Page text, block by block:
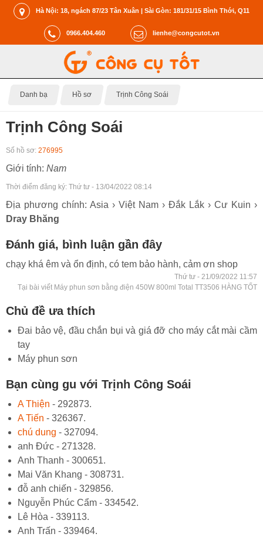
Hà Nội: 18, ngách 87/23 Tân Xuân | Sài Gòn: 181/31/15 Bình Thới, Q11
0966.404.460 lienhe@congcutot.vn
Danh bạ Hồ sơ Trịnh Công Soái
Trịnh Công Soái
Số hồ sơ: 276995
Giới tính: Nam
Thời điểm đăng ký: Thứ tư - 13/04/2022 08:14
Địa phương chính: Asia › Việt Nam › Đắk Lắk › Cư Kuin ›
Dray Bhăng
Đánh giá, bình luận gần đây
chạy khá êm và ổn định, có tem bảo hành, cảm ơn shop
Thứ tư - 21/09/2022 11:57
Tại bài viết Máy phun sơn bằng điện 450W 800ml Total TT3506 HÀNG TỐT
Chủ đề ưa thích
Đai bảo vệ, đầu chắn bụi và giá đỡ cho máy cắt mài cầm
tay
Máy phun sơn
Bạn cùng gu với Trịnh Công Soái
A Thiện - 292873.
A Tiến - 326367.
chú dung - 327094.
anh Đức - 271328.
Anh Thanh - 300651.
Mai Văn Khang - 308731.
đỗ anh chiến - 329856.
Nguyễn Phúc Cẩm - 334542.
Lê Hòa - 339113.
Anh Trấn - 339464.